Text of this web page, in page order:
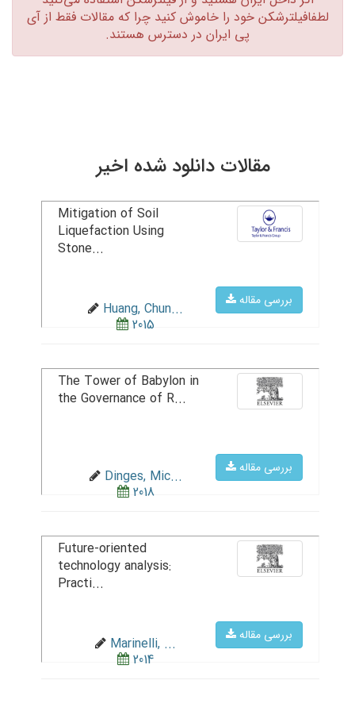
لطفافیلترشکن خود را خاموش کنید چرا که مقالات فقط از آی
پی ایران در دسترس هستند.‏
مقالات دانلود شده اخیر
بررسی مقاله
Mitigation of Soil
Liquefaction Using
Stone...
Huang, Chun...
2015
بررسی مقاله
The Tower of Babylon in
the Governance of R...
Dinges, Mic...
2018
بررسی مقاله
Future-oriented
technology analysis:
Practi...
Marinelli, ...
2014